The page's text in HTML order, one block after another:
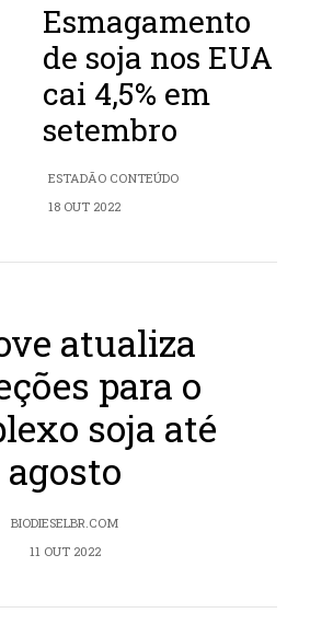
Esmagamento
de soja nos EUA
cai 4,5% em
setembro
ESTADÃO CONTEÚDO
18 OUT 2022
atualiza
para o
soja até
agosto
BIODIESELBR.COM
11 OUT 2022